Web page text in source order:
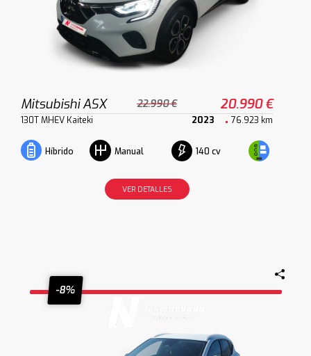
Mitsubishi ASX 22.990 € 20.990 €
130T MHEV Kaiteki 2023 76.923 km
Híbrido Manual 140 cv
VER DETALLES
-8%